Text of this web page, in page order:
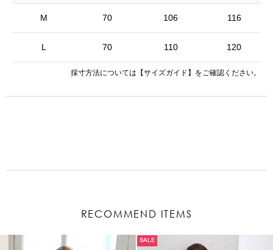
M
L
70 106 116
70 110 120
採寸方法については 【サイズガイド】 をご確認ください。
RECOMMEND ITEMS
SALE